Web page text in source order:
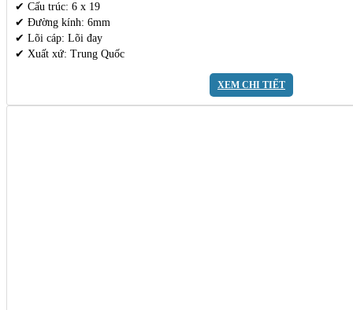
✔ Cấu trúc: 6 x 19
✔ Đường kính: 6mm
✔ Lõi cáp: Lõi đay
✔ Xuất xứ: Trung Quốc
XEM CHI TIẾT